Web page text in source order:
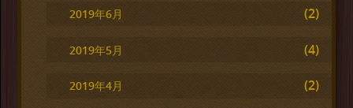
2019年6月 (2)
2019年5月 (4)
2019年4月 (2)